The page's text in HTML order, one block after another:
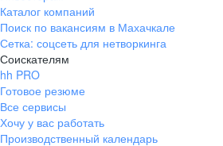
Каталог компаний
Поиск по вакансиям в Махачкале
Сетка: соцсеть для нетворкинга
Соискателям
hh PRO
Готовое резюме
Все сервисы
Хочу у вас работать
Производственный календарь